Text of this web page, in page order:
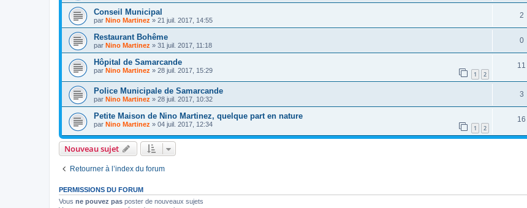
Conseil Municipal
par Nino Martinez » 21 juil. 2017, 14:55
2
Restaurant Bohême
par Nino Martinez » 31 juil. 2017, 11:18
0
Hôpital de Samarcande
par Nino Martinez » 28 juil. 2017, 15:29 1 2
11
Police Municipale de Samarcande
par Nino Martinez » 28 juil. 2017, 10:32
3
Petite Maison de Nino Martinez, quelque part en nature
par Nino Martinez » 04 juil. 2017, 12:34 1 2
16
Nouveau sujet
Retourner à l’index du forum
PERMISSIONS DU FORUM
Vous ne pouvez pas poster de nouveaux sujets